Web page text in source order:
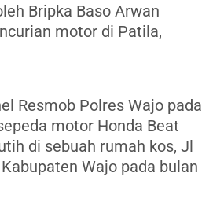
Bripka Baso Arwan
motor di Patila,
Resmob Polres Wajo pada
motor Honda Beat
di sebuah rumah kos, Jl
Wajo pada bulan